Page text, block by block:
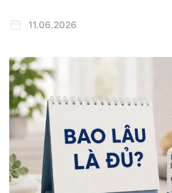
11.06.2026